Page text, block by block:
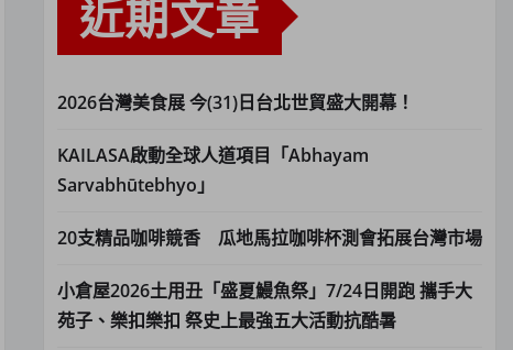
近期文章
2026台灣美食展 今(31)日台北世貿盛大開幕！
KAILASA啟動全球人道項目「Abhayam
Sarvabhūtebhyo」
20支精品咖啡競香 瓜地馬拉咖啡杯測會拓展台灣市場
小倉屋2026土用丑「盛夏鰻魚祭」7/24日開跑 攜手大
苑子、樂扣樂扣 祭史上最強五大活動抗酷暑